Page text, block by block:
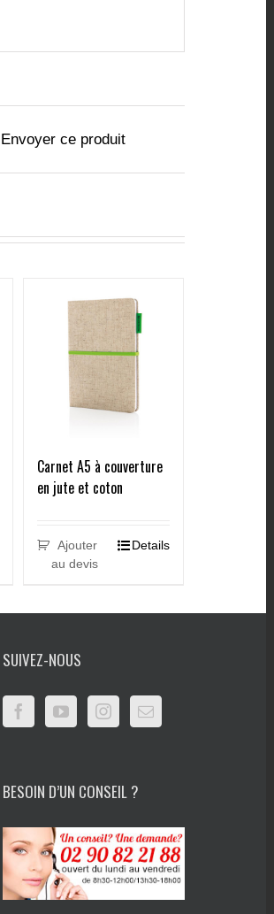
Envoyer ce produit
Carnet A5 à couverture
en jute et coton
Ajouter
au devis
Details
SUIVEZ-NOUS
BESOIN D’UN CONSEIL ?